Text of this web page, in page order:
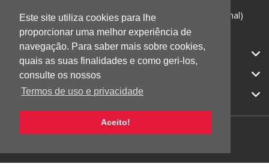
Este site utiliza cookies para lhe
proporcionar uma melhor experiência de
navegação. Para saber mais sobre cookies,
quais as suas finalidades e como geri-los,
consulte os nossos
Termos de uso e privacidade
Aceito!
( +351) 918816191 (Chamada para rede móvel nacional)
geral@run.pt
RUN.PT
CATEGORIAS
APOIO AO CLIENTE
© 2026 RUN |Todos os direitos reservados.